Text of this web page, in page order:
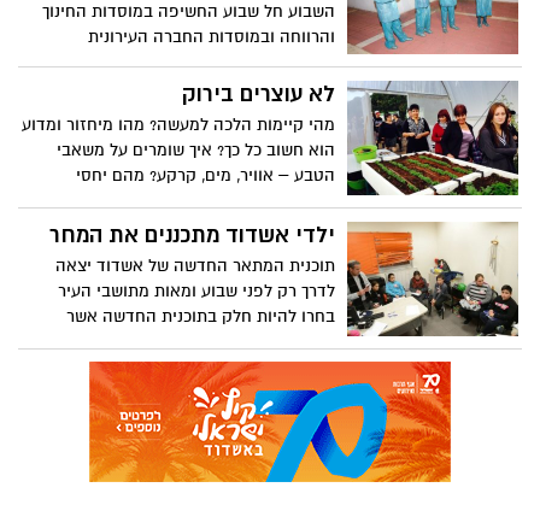
פסג״ה. יום ההדרכה עסק בנושא ״נגישות
השירות״, כחלק משבוע החשיפה באשדוד
שעבר
השבוע חל שבוע החשיפה במוסדות החינוך
והרווחה ובמוסדות החברה העירונית
למתנ"סים, בה ניתן היה לצפות בעבודת
הקודש שעושים עובדי מערכת החינוך, הרווחה
מיוחדים. עשרות אירועים לאלפי תלמידים
התקיימו במהלך השבוע בעשרות מוסדות
ולעיני קהל מוזמנים. החוויה מרגשת, ההישגים
מפתיעים באיכותם והסיפוק מהעבודה מרקיע
לשחקים.
לא עוצרים בירוק
מהי קיימות הלכה למעשה? מהו מיחזור ומדוע
הוא חשוב כל כך? איך שומרים על משאבי
הטבע – אוויר, מים, קרקע? מהם יחסי
בהקשר של קיימות? איזה כלים אנחנו צריכים
לאיכות הסביבה אשדוד-חבל יבנה ממשיכה
להטמיע את ערכי הסביבה בקהילה. הפעם
בקרב מתנ"סים.
ילדי אשדוד מתכננים את המחר
תוכנית המתאר החדשה של אשדוד יצאה
לדרך רק לפני שבוע ומאות מתושבי העיר
בחרו להיות חלק בתוכנית החדשה אשר
בעשורים הבאים. תחילת התהליך במפגש
"מבט למחר" הראשון שהתקיים במרכז פסגה,
במעמד ראש העיר ד"ר יחיאל לסרי, והמשכו
במפגשים תכופים יותר עם קהלי יעד מגוונים
ברבעי העיר. הפעם, רשות הדיבור לילדי